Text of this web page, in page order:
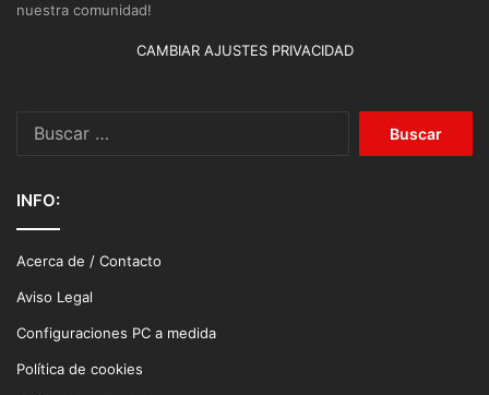
nuestra comunidad!
CAMBIAR AJUSTES PRIVACIDAD
INFO:
Acerca de / Contacto
Aviso Legal
Configuraciones PC a medida
Política de cookies